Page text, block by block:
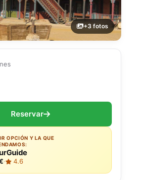
+3 fotos
Reservar
OPCIÓN Y LA QUE
· 4.6